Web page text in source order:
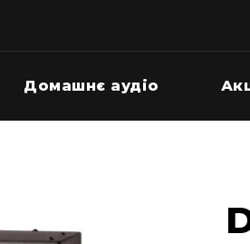
Домашнє аудіо